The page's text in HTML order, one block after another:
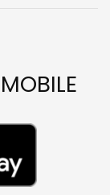
MOBILE